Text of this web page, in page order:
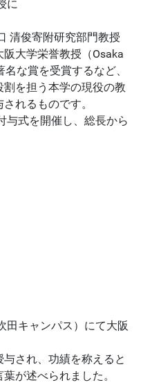
に
清俊寄附研究部門教授
大学栄誉教授（Osaka
な賞を受賞するなど、
を担う本学の現役の教
れるものです。
式を開催し、総長から
キャンパス）にて大阪
され、功績を称えると
が述べられました。